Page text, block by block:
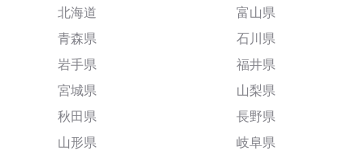
北海道
青森県
岩手県
宮城県
秋田県
山形県
富山県
石川県
福井県
山梨県
長野県
岐阜県